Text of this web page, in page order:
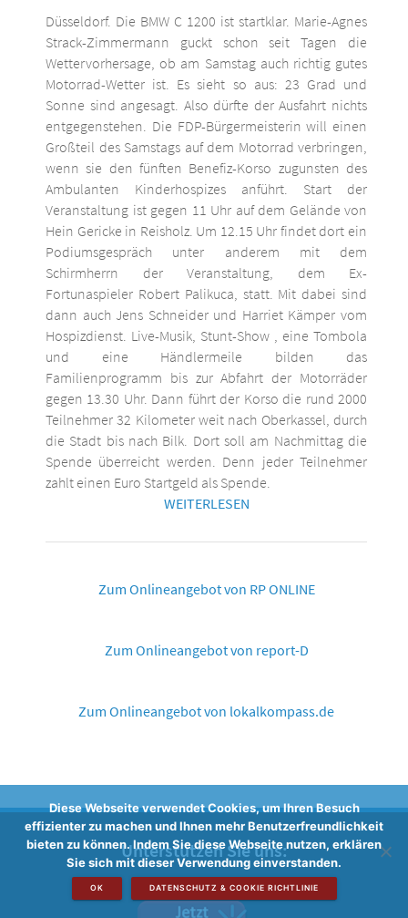
Düsseldorf. Die BMW C 1200 ist startklar. Marie-Agnes
Strack-Zimmermann guckt schon seit Tagen die
Wettervorhersage, ob am Samstag auch richtig gutes
Motorrad-Wetter ist. Es sieht so aus: 23 Grad und
Sonne sind angesagt. Also dürfte der Ausfahrt nichts
entgegenstehen. Die FDP-Bürgermeisterin will einen
Großteil des Samstags auf dem Motorrad verbringen,
wenn sie den fünften Benefiz-Korso zugunsten des
Ambulanten Kinderhospizes anführt. Start der
Veranstaltung ist gegen 11 Uhr auf dem Gelände von
Hein Gericke in Reisholz. Um 12.15 Uhr findet dort ein
Podiumsgespräch unter anderem mit dem
Schirmherrn der Veranstaltung, dem Ex-
Fortunaspieler Robert Palikuca, statt. Mit dabei sind
dann auch Jens Schneider und Harriet Kämper vom
Hospizdienst. Live-Musik, Stunt-Show , eine Tombola
und eine Händlermeile bilden das
Familienprogramm bis zur Abfahrt der Motorräder
gegen 13.30 Uhr. Dann führt der Korso die rund 2000
Teilnehmer 32 Kilometer weit nach Oberkassel, durch
die Stadt bis nach Bilk. Dort soll am Nachmittag die
Spende überreicht werden. Denn jeder Teilnehmer
zahlt einen Euro Startgeld als Spende.
WEITERLESEN
Zum Onlineangebot von RP ONLINE
Zum Onlineangebot von report-D
Zum Onlineangebot von lokalkompass.de
Unterstützen Sie uns:
Diese Webseite verwendet Cookies, um Ihren Besuch
effizienter zu machen und Ihnen mehr Benutzerfreundlichkeit
bieten zu können. Indem Sie diese Webseite nutzen, erklären
Sie sich mit dieser Verwendung einverstanden.
OK DATENSCHUTZ & COOKIE RICHTLINIE